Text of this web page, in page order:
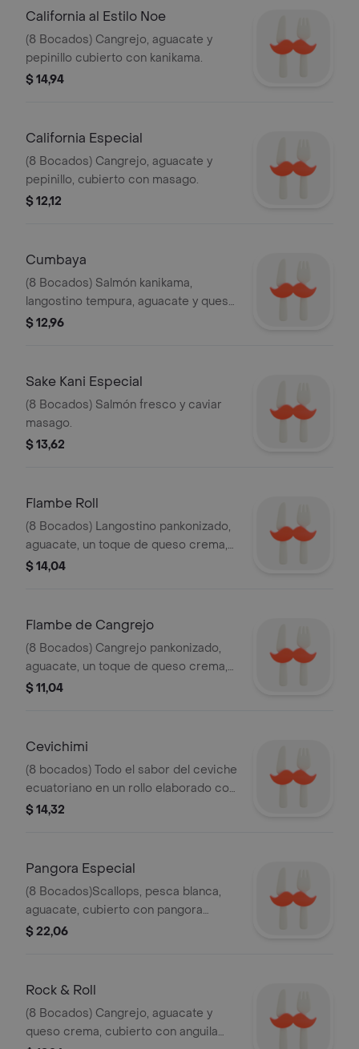
California al Estilo Noe
(8 Bocados) Cangrejo, aguacate y
pepinillo cubierto con kanikama.
$ 14,94
California Especial
(8 Bocados) Cangrejo, aguacate y
pepinillo, cubierto con masago.
$ 12,12
Cumbaya
(8 Bocados) Salmón kanikama,
langostino tempura, aguacate y queso
crema.
$ 12,96
Sake Kani Especial
(8 Bocados) Salmón fresco y caviar
masago.
$ 13,62
Flambe Roll
(8 Bocados) Langostino pankonizado,
aguacate, un toque de queso crema,
cubierto con salsa de soya y miel de
$ 14,04
Flambe de Cangrejo
(8 Bocados) Cangrejo pankonizado,
aguacate, un toque de queso crema,
cubierto con salsa de soya y miel de
$ 11,04
Cevichimi
(8 bocados) Todo el sabor del ceviche
ecuatoriano en un rollo elaborado con
camarones a la parrilla e izumidai, la
$ 14,32
Pangora Especial
(8 Bocados)Scallops, pesca blanca,
aguacate, cubierto con pangora
seleccionada, caviar y cebollín.
$ 22,06
Rock & Roll
(8 Bocados) Cangrejo, aguacate y
queso crema, cubierto con anguila